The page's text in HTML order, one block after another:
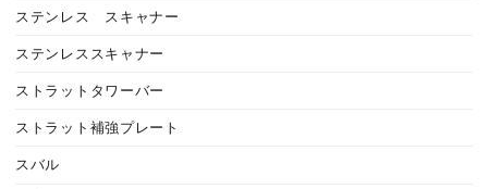
ステンレス スキャナー
ステンレススキャナー
ストラットタワーバー
ストラット補強プレート
スバル